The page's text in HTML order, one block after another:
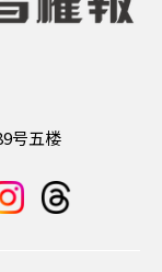
号五楼